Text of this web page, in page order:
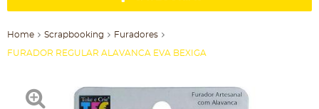
Home Scrapbooking Furadores
FURADOR REGULAR ALAVANCA EVA BEXIGA